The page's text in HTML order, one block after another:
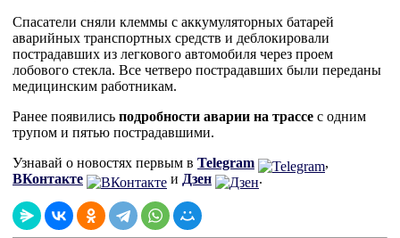
Спасатели сняли клеммы с аккумуляторных батарей
аварийных транспортных средств и деблокировали
пострадавших из легкового автомобиля через проем
лобового стекла. Все четверо пострадавших были переданы
медицинским работникам.
Ранее появились подробности аварии на трассе с одним
трупом и пятью пострадавшими.
Узнавай о новостях первым в Telegram
,
ВКонтакте
и Дзен .